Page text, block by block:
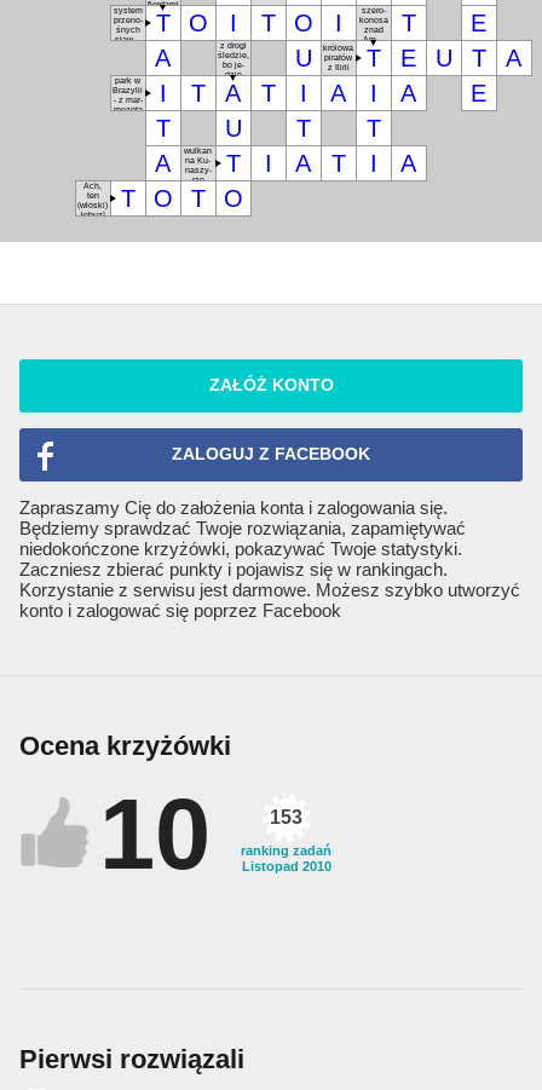
fior­da­mi
sys­tem
prze­no­
śnych
sła­wo­
T O I T O I
sze­ro­
ko­no­sa
znad
Ama­
zon­ki
T
E
A
z dro­gi
śle­dzie,
bo je­
dzie
U
kró­lo­wa
pi­ra­tów
z Ili­rii
T E U T A
park w
Bra­zy­lii
- z mar­
mo­ze­tą
I T A T I A I A
E
T
U T
T
A
wul­kan
na Ku­
na­szy­
rze
T I A T I A
Ach,
ten
(wło­ski)
ło­buz!
T O T O
ZAŁÓŻ KONTO
ZALOGUJ Z FACEBOOK
Zapraszamy Cię do założenia konta i zalogowania się.
Będziemy sprawdzać Twoje rozwiązania, zapamiętywać
niedokończone krzyżówki, pokazywać Twoje statystyki.
Zaczniesz zbierać punkty i pojawisz się w rankingach.
Korzystanie z serwisu jest darmowe. Możesz szybko utworzyć
konto i zalogować się poprzez Facebook
Ocena krzyżówki
10 153
ranking zadań
Listopad 2010
Pierwsi rozwiązali